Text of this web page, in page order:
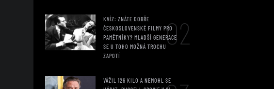
KVÍZ: ZNÁTE DOBŘE
ČESKOSLOVENSKÉ FILMY PRO
PAMĚTNÍKY? MLADŠÍ GENERACE
SE U TOHO MOŽNÁ TROCHU
ZAPOTÍ
02
VÁŽIL 126 KILO A NEMOHL SE